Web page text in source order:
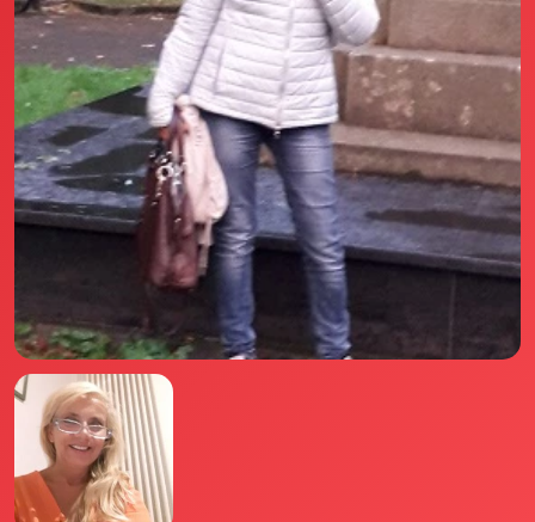
Agenzia matrimoniale Club di Più
Love Notebook
Il libro Donna di Cuori
Quanto costa Club di Più
Love Academy
Domande Frequenti
Impegno Sociale
Le nostre sedi
Facebook
YouTube
Instagram
TikTok